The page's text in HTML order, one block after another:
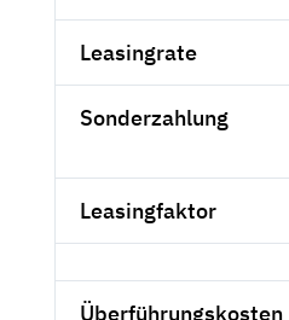
Leasingrate
Sonderzahlung
Leasingfaktor
Überführungskosten